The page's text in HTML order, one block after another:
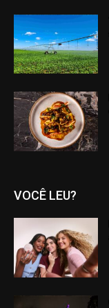
VOCÊ LEU?